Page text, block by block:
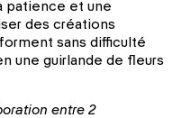
patience et une
des créations
sans difficulté
une guirlande de fleurs
entre 2